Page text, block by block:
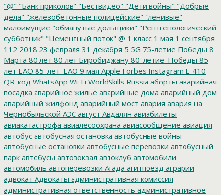
"@" "Банк приколов" "Бествидео" "Дети войны" "Добрые
дела" "железобетонные полицейские" "ленивые"
малоимущие "обманутые дольщики" "Рентгенологический
субботник" "Цементный поток" @ 1 класс 1 мая 1 сентября
112 2018 23 февраля 31 декабря 5 5G 75-летие Победы 8
Марта 80 лет 80 лет Биробиджану 80_летие_Победы 85
лет ЕАО 85_лет_ЕАО 9 мая Apple Forbes Instagram L-410
QR-код WhatsApp Wi-Fi WorldSkills Russia аборты аварийная
посадка аварийное жилье аварийные дома аварийный дом
аварийный жилфонд аварийный мост авария авария на
Чернобыльской АЭС август Авдалян авиабилеты
авиакатастрофа авиалесоохрана авиасообщение авиация
автобус автобусная остановка автобусные войны
автобусные остановки автобусные перевозки автобусный
парк автобусы автовокзал автоклуб автомобили
автомобиль автоперевозки Агада агитпоезд аграрии
адвокат Адвокаты административная комиссия
административная ответственность административное